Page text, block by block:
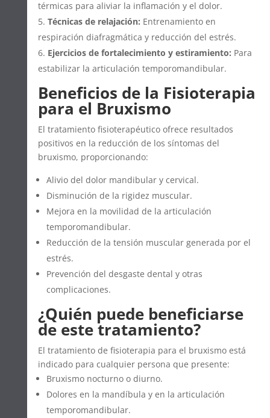
térmicas para aliviar la inflamación y el dolor.
Técnicas de relajación: Entrenamiento en
respiración diafragmática y reducción del estrés.
Ejercicios de fortalecimiento y estiramiento: Para
estabilizar la articulación temporomandibular.
Beneficios de la Fisioterapia
para el Bruxismo
El tratamiento fisioterapéutico ofrece resultados
positivos en la reducción de los síntomas del
bruxismo, proporcionando:
Alivio del dolor mandibular y cervical.
Disminución de la rigidez muscular.
Mejora en la movilidad de la articulación
temporomandibular.
Reducción de la tensión muscular generada por el
estrés.
Prevención del desgaste dental y otras
complicaciones.
¿Quién puede beneficiarse
de este tratamiento?
El tratamiento de fisioterapia para el bruxismo está
indicado para cualquier persona que presente:
Bruxismo nocturno o diurno.
Dolores en la mandíbula y en la articulación
temporomandibular.